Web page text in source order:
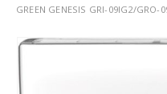
GREEN GENESIS GRI-09IG2/GRO-